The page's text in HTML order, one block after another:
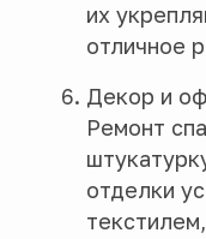
их
отличное
Декор и
Ремонт
отделки